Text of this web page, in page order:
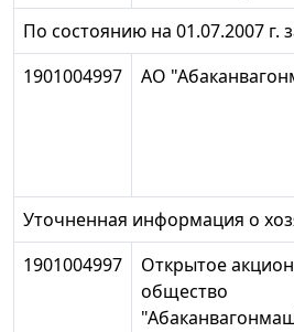
По состоянию на 01.07.2007 г.
1901004997
АО
Уточненная информация о
1901004997
Открытое
общество